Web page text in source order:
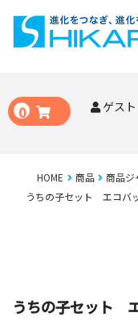
0 ゲスト
HOME 商品 商品ジ
うちの子セット エコバ
うちの子セット